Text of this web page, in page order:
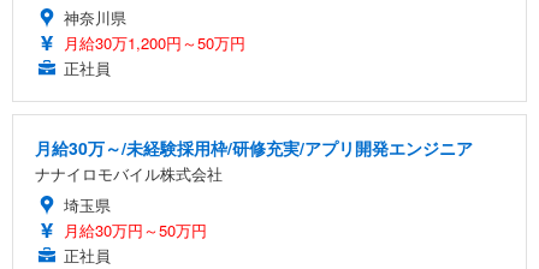
神奈川県
月給30万1,200円～50万円
正社員
月給30万～/未経験採用枠/研修充実/アプリ開発エンジニア
ナナイロモバイル株式会社
埼玉県
月給30万円～50万円
正社員